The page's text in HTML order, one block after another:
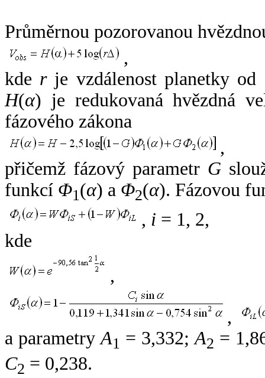
Průměrnou pozorovanou
,
kde rje vzdálenost planetky od
H(α) je redukovaná hvězdná
fázového zákona
,
přičemž fázový parametr G
funkcí Φ1(α) a Φ2(α). Fázovou
, i = 1, 2,
kde
,
,
a parametryA1 = 3,332;A2 =
C2 = 0,238.